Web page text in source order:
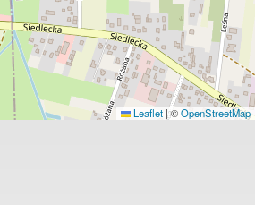
Leaflet |©OpenStreetMap